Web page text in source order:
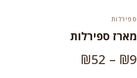
ספירלות
מארז ספירלות
₪9
–
₪52